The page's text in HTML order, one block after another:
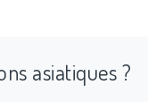
asiatiques ?